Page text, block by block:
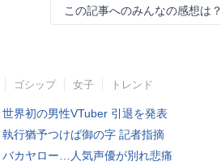
この記事へのみんなの感想は？
ゴシップ 女子 トレンド
世界初の男性VTuber 引退を発表
執行猶予つけば御の字 記者指摘
バカヤロー…人気声優が別れ悲痛